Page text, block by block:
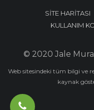
SİTE HARİTASI
KULLANIM
© 2020 Jale
Web sitesindeki tüm bilgi ve
kaynak